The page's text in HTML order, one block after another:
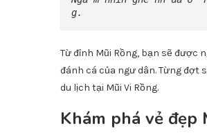
g.
Từ đỉnh Mũi Rồng, bạn sẽ
đánh cá của ngư dân. Từng đợt
du lịch tại Mũi Vi Rồng.
Khám phá vẻ đẹp